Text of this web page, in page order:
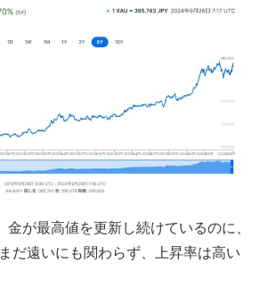
が最高値を更新し続けているのに、
だ遠いにも関わらず、上昇率は高い